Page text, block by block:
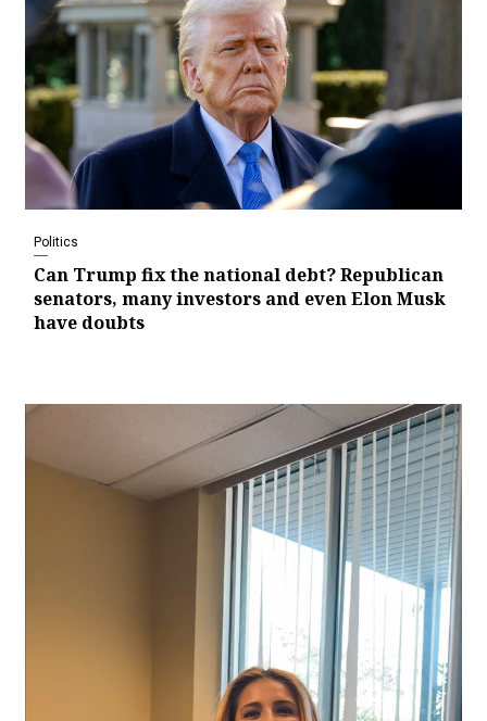
Politics
Can Trump fix the national debt? Republican
senators, many investors and even Elon Musk
have doubts
Video